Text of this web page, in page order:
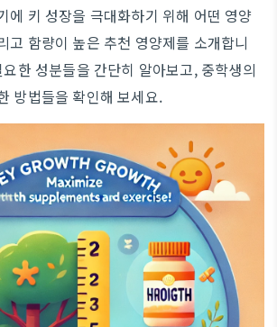
에 키 성장을 극대화하기 위해 어떤 영양
고 함량이 높은 추천 영양제를 소개합니
한 성분들을 간단히 알아보고, 중학생의
방법들을 확인해 보세요.